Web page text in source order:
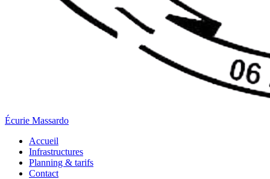
Écurie Massardo
Accueil
Infrastructures
Planning & tarifs
Contact